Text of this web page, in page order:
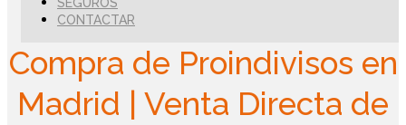
CONTACTAR
Compra de Proindivisos en
Madrid | Venta Directa de